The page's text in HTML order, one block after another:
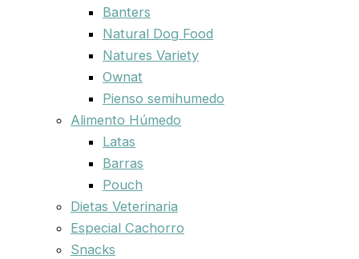
Banters
Natural Dog Food
Natures Variety
Ownat
Pienso semihumedo
Alimento Húmedo
Latas
Barras
Pouch
Dietas Veterinaria
Especial Cachorro
Snacks